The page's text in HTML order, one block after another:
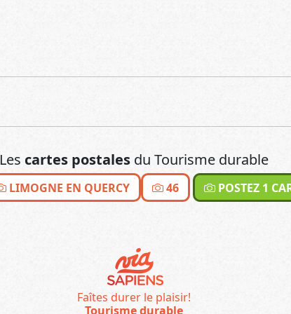
Les cartes postales du Tourisme durable
LIMOGNE EN QUERCY 46 POSTEZ 1
Faîtes durer le plaisir!
Tourisme durable